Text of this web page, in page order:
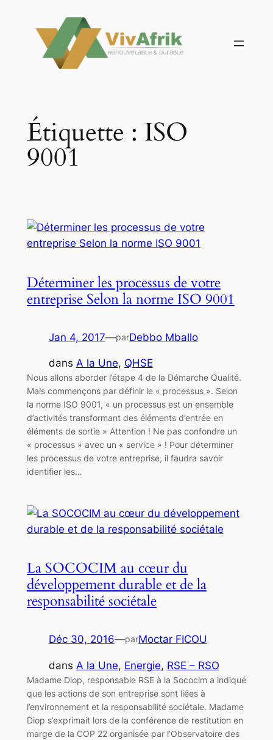
contenu
Étiquette : ISO
9001
Déterminer les processus de votre
entreprise Selon la norme ISO 9001
Jan 4, 2017—parDebbo Mballo
dans A la Une, QHSE
Nous allons aborder l’étape 4 de la Démarche Qualité.
Mais commençons par définir le « processus ». Selon
la norme ISO 9001, « un processus est un ensemble
d’activités transformant des éléments d’entrée en
éléments de sortie » Attention ! Ne pas confondre un
« processus » avec un « service » ! Pour déterminer
les processus de votre entreprise, il faudra savoir
identifier les…
La SOCOCIM au cœur du
développement durable et de la
responsabilité sociétale
Déc 30, 2016—parMoctar FICOU
dans A la Une, Energie, RSE – RSO
Madame Diop, responsable RSE à la Sococim a indiqué
que les actions de son entreprise sont liées à
l’environnement et la responsabilité sociétale. Madame
Diop s’exprimait lors de la conférence de restitution en
marge de la COP 22 organisée par l’Observatoire des